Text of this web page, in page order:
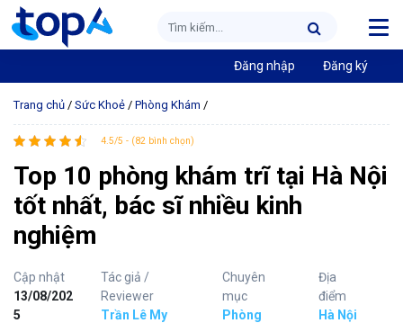
Đăng nhập Đăng ký
Trang chủ / Sức Khoẻ / Phòng Khám /
4.5/5 - (82 bình chọn)
Top 10 phòng khám trĩ tại Hà Nội
tốt nhất, bác sĩ nhiều kinh
nghiệm
Cập nhật
13/08/202
5
Tác giả /
Reviewer
Trần Lê My
Chuyên
mục
Phòng
Địa
điểm
Hà Nội